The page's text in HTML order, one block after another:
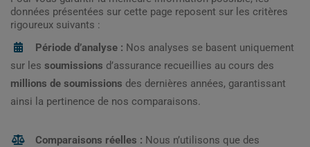
données présentées sur cette page reposent sur les critères
rigoureux suivants :
Période d’analyse : Nos analyses se basent uniquement
sur les soumissions d’assurance recueillies au cours des
millions de soumissions des dernières années, garantissant
ainsi la pertinence de nos comparaisons.
Comparaisons réelles : Nous n’utilisons que des